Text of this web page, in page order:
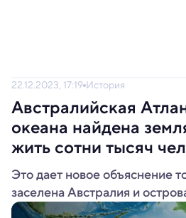
22.12.2023, 17:19 История
Австралийская
океана найдена
жить сотни тысяч
Это дает новое объяснение
заселена Австралия и